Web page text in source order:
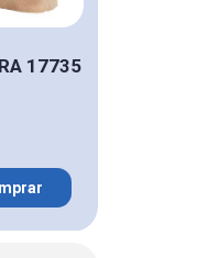
17735